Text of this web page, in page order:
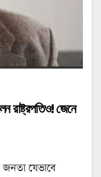
রাষ্ট্রপতিও! জেনে
জনতা যেভাবে